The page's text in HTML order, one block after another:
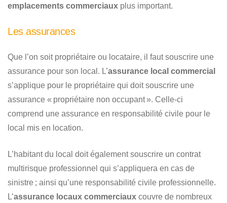
emplacements commerciaux plus important.
Les assurances
Que l’on soit propriétaire ou locataire, il faut souscrire une
assurance pour son local. L’assurance local commercial
s’applique pour le propriétaire qui doit souscrire une
assurance « propriétaire non occupant ». Celle-ci
comprend une assurance en responsabilité civile pour le
local mis en location.
L’habitant du local doit également souscrire un contrat
multirisque professionnel qui s’appliquera en cas de
sinistre ; ainsi qu’une responsabilité civile professionnelle.
L’assurance locaux commerciaux couvre de nombreux